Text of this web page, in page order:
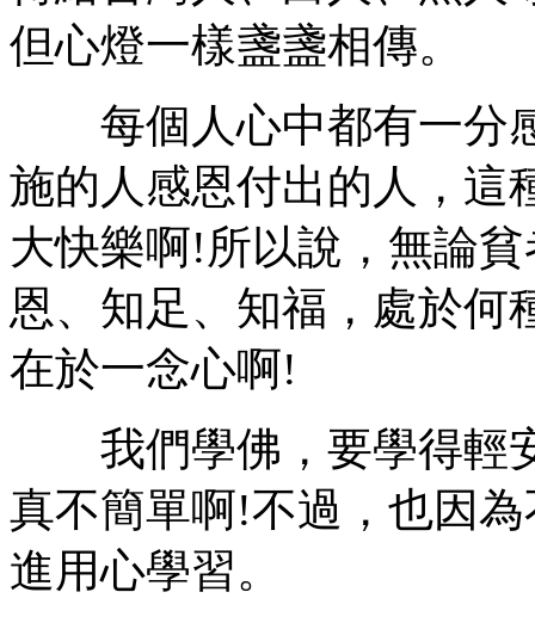
但心燈一樣盞盞相傳。
每個人心中都有一分
施的人感恩付出的人，這
大快樂啊!所以說，無論
恩、知足、知福，處於何
在於一念心啊!
我們學佛，要學得輕
真不簡單啊!不過，也因
進用心學習。